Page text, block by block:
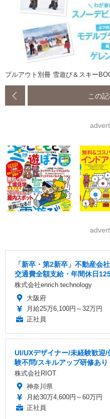
プルアウト別冊 雪遊び＆スキー
この
「新卒・第2新卒」不動産会
交通費全額支給・年間休日
株式会社enrich technology
大阪府
月給25万6,100円～32万円
正社員
UI/UXデザイナー/未経験歓迎
験不問/スキルアップ研修あり
株式会社RIOT
神奈川県
月給30万4,600円～60万円
正社員